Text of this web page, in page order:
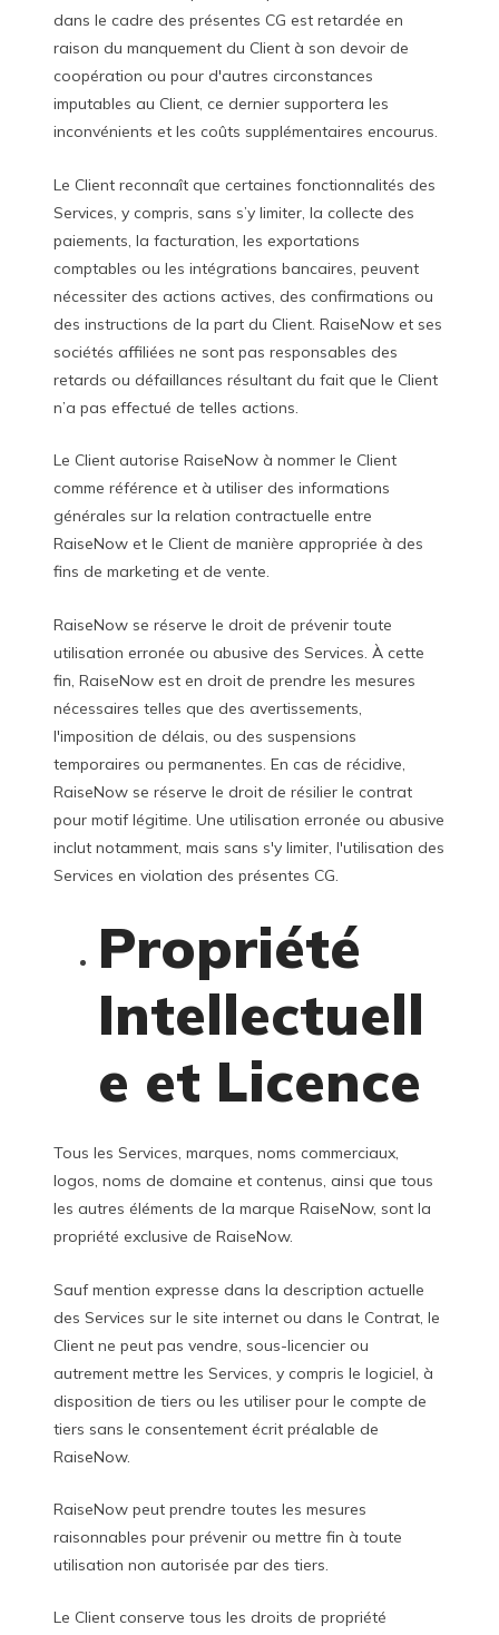
dans le cadre des présentes CG est retardée en
raison du manquement du Client à son devoir de
coopération ou pour d'autres circonstances
imputables au Client, ce dernier supportera les
inconvénients et les coûts supplémentaires encourus.
Le Client reconnaît que certaines fonctionnalités des
Services, y compris, sans s’y limiter, la collecte des
paiements, la facturation, les exportations
comptables ou les intégrations bancaires, peuvent
nécessiter des actions actives, des confirmations ou
des instructions de la part du Client. RaiseNow et ses
sociétés affiliées ne sont pas responsables des
retards ou défaillances résultant du fait que le Client
n’a pas effectué de telles actions.
Le Client autorise RaiseNow à nommer le Client
comme référence et à utiliser des informations
générales sur la relation contractuelle entre
RaiseNow et le Client de manière appropriée à des
fins de marketing et de vente.
RaiseNow se réserve le droit de prévenir toute
utilisation erronée ou abusive des Services. À cette
fin, RaiseNow est en droit de prendre les mesures
nécessaires telles que des avertissements,
l'imposition de délais, ou des suspensions
temporaires ou permanentes. En cas de récidive,
RaiseNow se réserve le droit de résilier le contrat
pour motif légitime. Une utilisation erronée ou abusive
inclut notamment, mais sans s'y limiter, l'utilisation des
Services en violation des présentes CG.
Propriété
Intellectuell
e et Licence
Tous les Services, marques, noms commerciaux,
logos, noms de domaine et contenus, ainsi que tous
les autres éléments de la marque RaiseNow, sont la
propriété exclusive de RaiseNow.
Sauf mention expresse dans la description actuelle
des Services sur le site internet ou dans le Contrat, le
Client ne peut pas vendre, sous-licencier ou
autrement mettre les Services, y compris le logiciel, à
disposition de tiers ou les utiliser pour le compte de
tiers sans le consentement écrit préalable de
RaiseNow.
RaiseNow peut prendre toutes les mesures
raisonnables pour prévenir ou mettre fin à toute
utilisation non autorisée par des tiers.
Le Client conserve tous les droits de propriété